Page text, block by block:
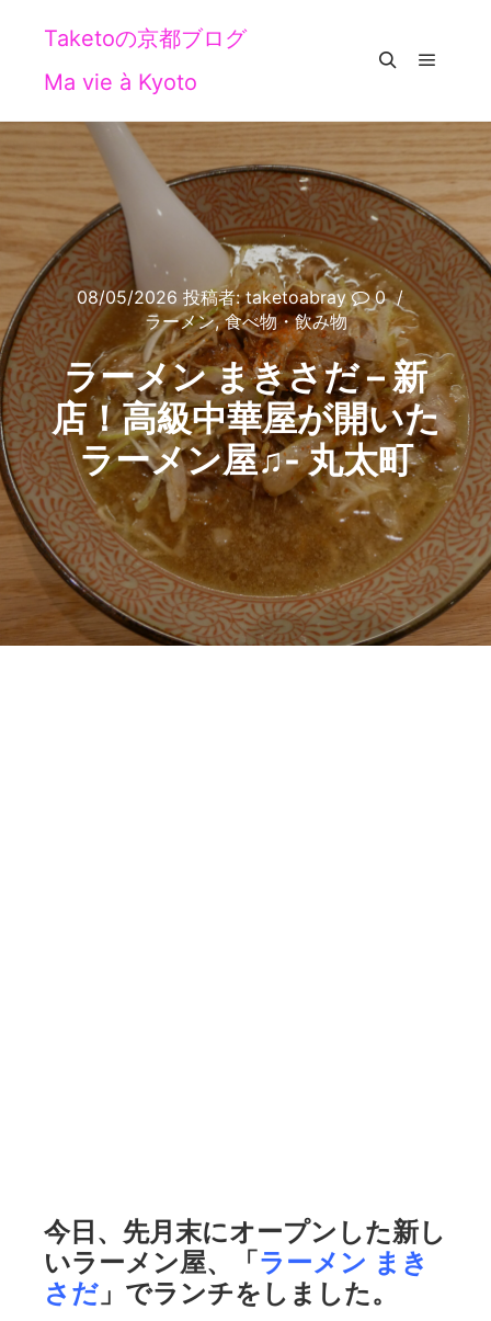
Taketoの京都ブログ
Ma vie à Kyoto
08/05/2026 投稿者:taketoabray
0
ラーメン,食べ物・飲み物
ラーメン まきさだ – 新
店！高級中華屋が開いた
ラーメン屋♫- 丸太町
今日、先月末にオープンした新し
いラーメン屋、「ラーメン まき
さだ 」でランチをしました。